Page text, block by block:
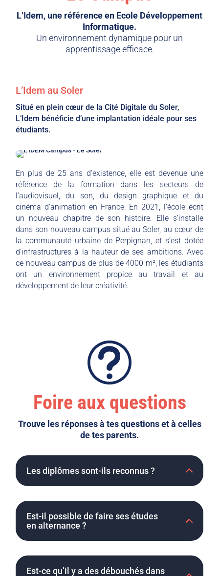
L’Idem, une référence en Ecole Développement
Informatique.
Un environnement dynamique pour un
apprentissage efficace.
L’Idem au Soler
Situé en plein cœur de la Cité Digitale du Soler,
L’Idem bénéficie d’une implantation idéale pour ses
étudiants.
En plus de 25 ans d’existence, elle est devenue une
référence de la formation dans les secteurs de
l’audiovisuel, du son, du design graphique et du
cinéma d’animation en France. En 2021, l’école écrit
un nouveau chapitre de son histoire. Elle s’installe
dans son nouveau campus situé au Soler, au cœur de
la communauté urbaine de Perpignan, et s’est dotée
d’infrastructures à la hauteur de ses ambitions. Avec
ce nouveau campus de plus de 4000 m², les étudiants
ont un environnement propice au travail et au
développement de leur créativité.
t
Foire aux questions
Trouve les réponses à tes questions et à celles
de tes parents.
Les diplômes sont-ils reconnus ?
Est-il possible de faire ses études
en alternance ?
Est-ce qu’il y a des débouchés dans